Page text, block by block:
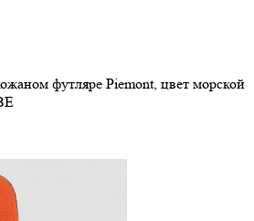
футляре Piemont, цвет морской